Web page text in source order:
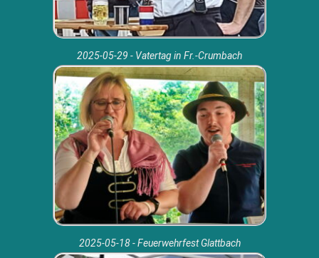
2025-05-29 - Vatertag in Fr.-Crumbach
2025-05-18 - Feuerwehrfest Glattbach